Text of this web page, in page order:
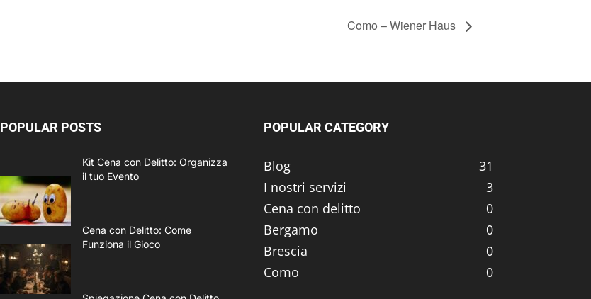
Como – Wiener Haus
POPULAR POSTS
Kit Cena con Delitto: Organizza
il tuo Evento
Cena con Delitto: Come
Funziona il Gioco
POPULAR CATEGORY
Blog
31
I nostri servizi
3
Cena con delitto
0
Bergamo
0
Brescia
0
Como
0